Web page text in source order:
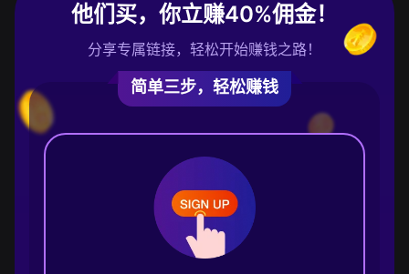
他们买，你立赚40%佣金！
分享专属链接，轻松开始赚钱之路！
简单三步，轻松赚钱